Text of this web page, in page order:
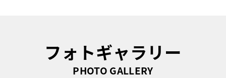
フォトギャラリー
PHOTO GALLERY